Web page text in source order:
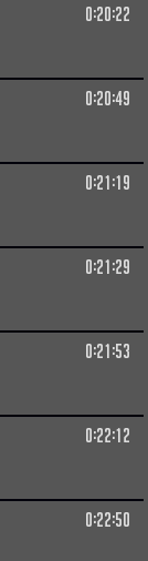
0:20:22
0:20:49
0:21:19
0:21:29
0:21:53
0:22:12
0:22:50